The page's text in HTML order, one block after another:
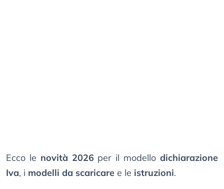
Ecco le novità 2026 per il modellodichiarazione
Iva, i modelli da scaricare e le istruzioni.